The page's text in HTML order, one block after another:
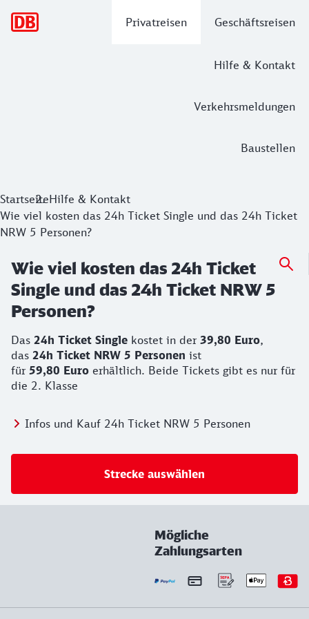
Privatreisen Geschäftsreisen
Hilfe & Kontakt
Verkehrsmeldungen
Baustellen
StartseiteHilfe & Kontakt
Wie viel kosten das 24h Ticket Single und das 24h Ticket
NRW 5 Personen?
Wie viel kosten das 24h Ticket
Single und das 24h Ticket NRW 5
Personen?
Das 24h Ticket Single kostet in der 39,80 Euro,
das 24h Ticket NRW 5 Personen ist
für 59,80 Euro erhältlich. Beide Tickets gibt es nur für
die 2. Klasse
Infos und Kauf 24h Ticket NRW 5 Personen
Strecke auswählen
Mögliche
Zahlungsarten